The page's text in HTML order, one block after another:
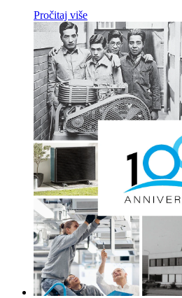
Pročitaj više